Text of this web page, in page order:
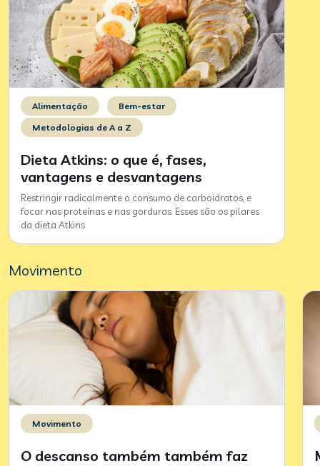
Alimentação
Bem-estar
Metodologias de A a Z
Dieta Atkins: o que é, fases,
vantagens e desvantagens
Restringir radicalmente o consumo de carboidratos, e
focar nas proteínas e nas gorduras. Esses são os pilares
da dieta Atkins
Movimento
Movimento
O descanso também também faz